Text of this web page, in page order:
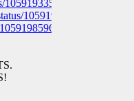
1059198355799240704